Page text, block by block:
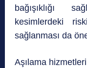
bağışıklığı
kesimlerdeki riski
sağlanması da
Aşılama